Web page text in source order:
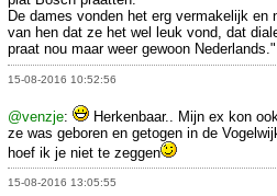
De dames vonden het erg vermakelijk en
van hen dat ze het wel leuk vond, dat
praat nou maar weer gewoon Nederlands."
15-08-2016 10:52:56
@venzje:
Herkenbaar.. Mijn ex kon
ze was geboren en getogen in de
hoef ik je niet te zeggen
15-08-2016 13:05:55